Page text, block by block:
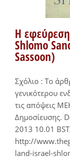
Η
Shlomo
Sassoon)
Σχόλιο : Το
γενικότερου
τις απόψεις
Δημοσίευσης.
2013 10.01
http://
land-israel-